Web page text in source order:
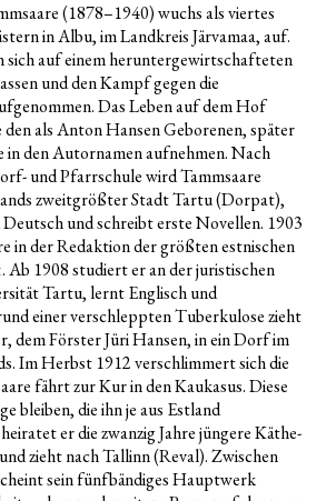
(1878–1940) wuchs als viertes
in Albu, im Landkreis Järvamaa, auf.
sich auf einem heruntergewirtschafteten
und den Kampf gegen die
Das Leben auf dem Hof
den als Anton Hansen Geborenen, später
in den Autornamen aufnehmen. Nach
und Pfarrschule wird Tammsaare
zweitgrößter Stadt Tartu (Dorpat),
und schreibt erste Novellen. 1903
in der Redaktion der größten estnischen
Ab 1908 studiert er an der juristischen
Tartu, lernt Englisch und
einer verschleppten Tuberkulose zieht
dem Förster Jüri Hansen, in ein Dorf im
Im Herbst 1912 verschlimmert sich die
fährt zur Kur in den Kaukasus. Diese
bleiben, die ihn je aus Estland
er die zwanzig Jahre jüngere Käthe-
zieht nach Tallinn (Reval). Zwischen
sein fünfbändiges Hauptwerk